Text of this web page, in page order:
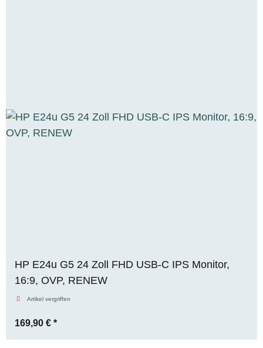
HP E24u G5 24 Zoll FHD USB-C IPS Monitor,
16:9, OVP, RENEW
Artikel vergriffen
169,90 € *